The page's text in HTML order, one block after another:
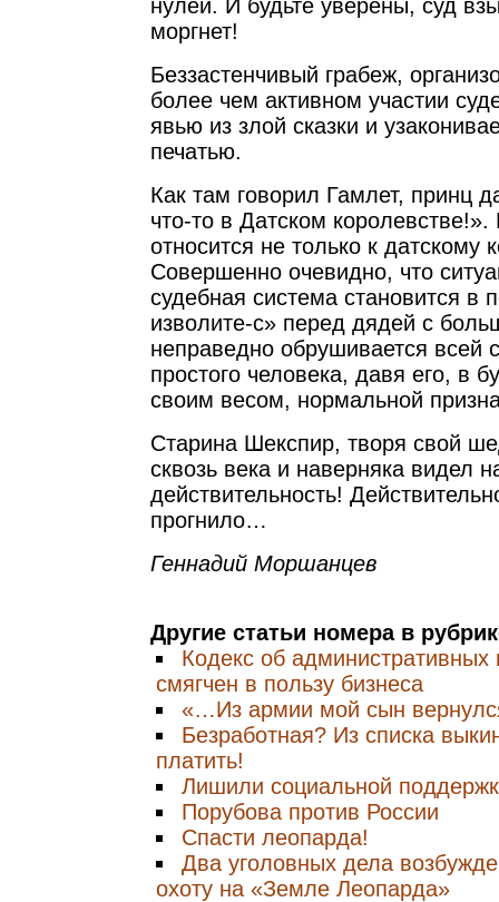
нулей. И будьте уверены, суд
моргнет!
Беззастенчивый грабеж,
более чем активном участии
явью из злой сказки и
печатью.
Как там говорил Гамлет, принц
что-то в Датском королевстве!».
относится не только к датскому
Совершенно очевидно, что
судебная система становится в
изволите-с» перед дядей с
неправедно обрушивается всей
простого человека, давя его, в
своим весом, нормальной
Старина Шекспир, творя свой
сквозь века и наверняка видел
действительность!
прогнило…
Геннадий Моршанцев
Другие статьи номера в
Кодекс об
смягчен в пользу бизнеса
«…Из армии мой сын
Безработная? Из списка
платить!
Лишили социальной
Порубова против России
Спасти леопарда!
Два уголовных дела
охоту на «Земле Леопарда»